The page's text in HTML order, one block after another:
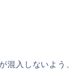
混入しないよう